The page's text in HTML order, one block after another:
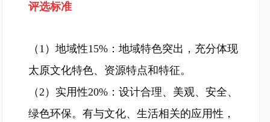
评选标准
（1）地域性15%：地域特色突出，充分体现
太原文化特色、资源特点和特征。
（2）实用性20%：设计合理、美观、安全、
绿色环保。有与文化、生活相关的应用性，